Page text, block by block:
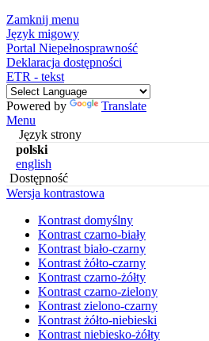
Zamknij menu
Język migowy
Portal Niepełnosprawność
Deklaracja dostępności
ETR - tekst
Powered by
Translate
Menu
Język strony
polski
english
Dostępność
Wersja kontrastowa
Kontrast domyślny
Kontrast czarno-biały
Kontrast biało-czarny
Kontrast żółto-czarny
Kontrast czarno-żółty
Kontrast czarno-zielony
Kontrast zielono-czarny
Kontrast żółto-niebieski
Kontrast niebiesko-żółty